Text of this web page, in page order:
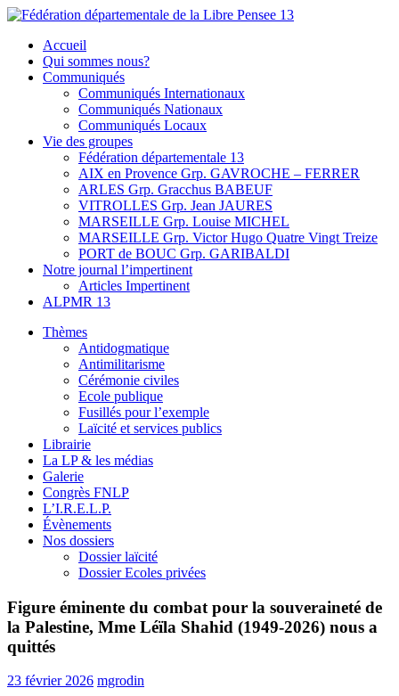
Skip
content
Fédération départementale de la Libre Pensee 13
Membre de la fédération Nationale de la Libre Pensée ni dieu ni
maitre
Accueil
Qui sommes nous?
Communiqués
Communiqués Internationaux
Communiqués Nationaux
Communiqués Locaux
Vie des groupes
Fédération départementale 13
AIX en Provence Grp. GAVROCHE – FERRER
ARLES Grp. Gracchus BABEUF
VITROLLES Grp. Jean JAURES
MARSEILLE Grp. Louise MICHEL
MARSEILLE Grp. Victor Hugo Quatre Vingt Treize
PORT de BOUC Grp. GARIBALDI
Notre journal l’impertinent
Articles Impertinent
ALPMR 13
Thèmes
Antidogmatique
Antimilitarisme
Cérémonie civiles
Ecole publique
Fusillés pour l’exemple
Laïcité et services publics
Librairie
La LP & les médias
Galerie
Congrès FNLP
L’I.R.E.L.P.
Évènements
Nos dossiers
Dossier laïcité
Dossier Ecoles privées
Figure éminente du combat pour la souveraineté de
la Palestine, Mme Léïla Shahid (1949-2026) nous a
quittés
23 février 2026 mgrodin